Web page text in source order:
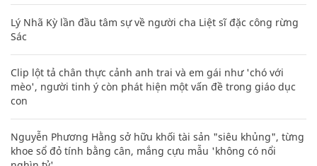
Lý Nhã Kỳ lần đầu tâm sự về người cha Liệt sĩ đặc công rừng
Sác
Clip lột tả chân thực cảnh anh trai và em gái như 'chó với
mèo', người tinh ý còn phát hiện một vấn đề trong giáo dục
con
Nguyễn Phương Hằng sở hữu khối tài sản "siêu khủng", từng
khoe sổ đỏ tính bằng cân, mắng cựu mẫu 'không có nổi